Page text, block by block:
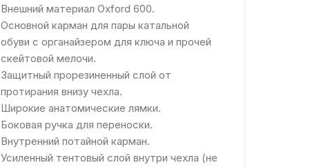
Внешний материал Oxford 600.
Основной карман для пары катальной
обуви с органайзером для ключа и прочей
скейтовой мелочи.
Защитный прорезиненный слой от
протирания внизу чехла.
Широкие анатомические лямки.
Боковая ручка для переноски.
Внутренний потайной карман.
Усиленный тентовый слой внутри чехла (не